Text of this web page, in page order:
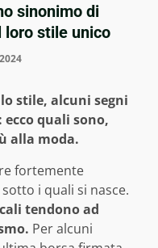
sinonimo di
stile unico
stile, alcuni segni
quali sono,
alla moda.
fortemente
i quali si nasce.
tendono ad
Per alcuni